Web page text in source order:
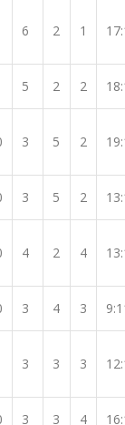
6 2 1
5 2 2
3 5 2
3 5 2
4 2 4
3 4 3
3 3 3
3 3 4